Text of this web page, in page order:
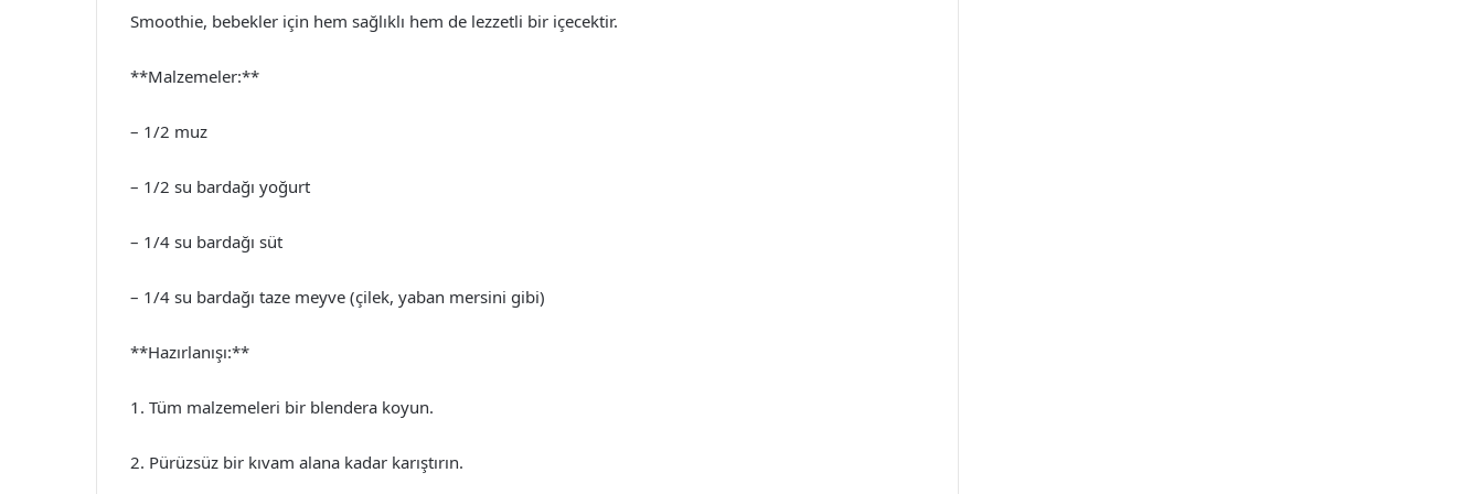
Smoothie, bebekler için hem sağlıklı hem de lezzetli bir içecektir.
**Malzemeler:**
– 1/2 muz
– 1/2 su bardağı yoğurt
– 1/4 su bardağı süt
– 1/4 su bardağı taze meyve (çilek, yaban mersini gibi)
**Hazırlanışı:**
1. Tüm malzemeleri bir blendera koyun.
2. Pürüzsüz bir kıvam alana kadar karıştırın.